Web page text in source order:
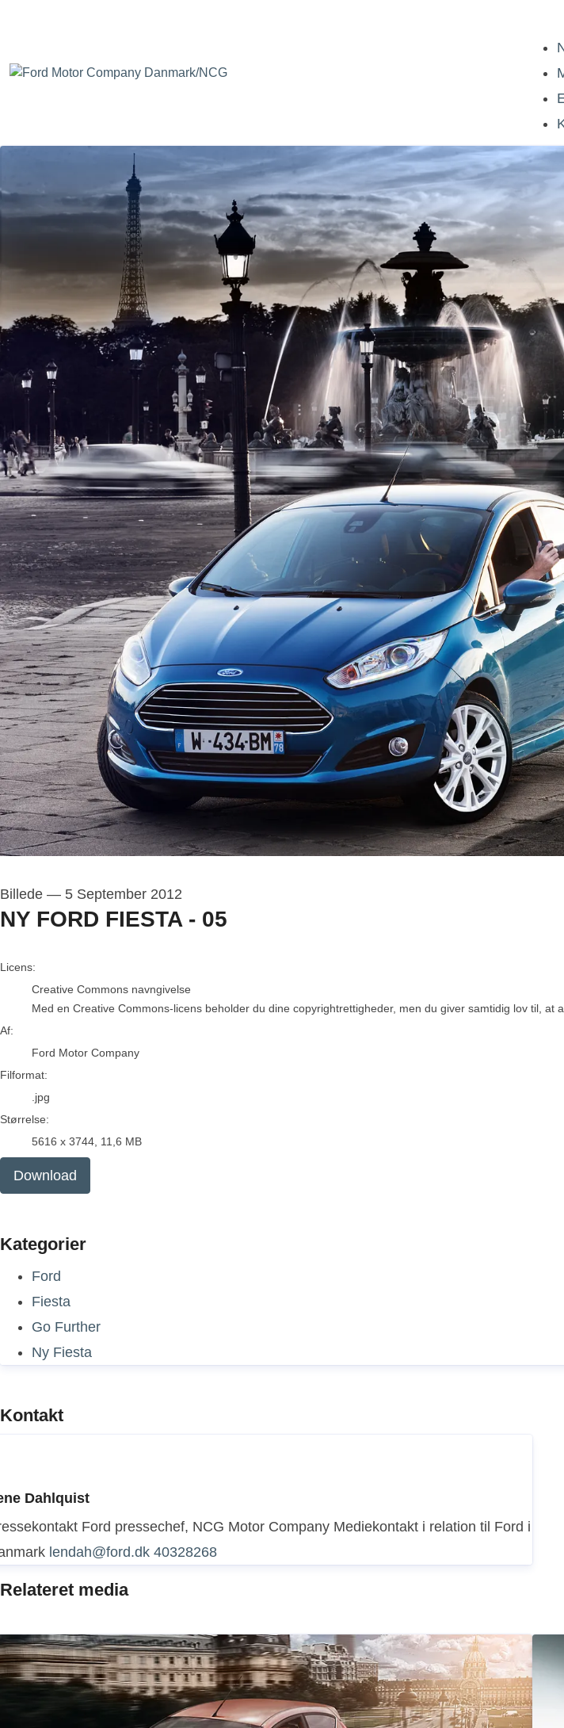
Billede — 5 September 2012
NY FORD FIESTA - 05
Ford Motor Company
Licens:
Creative Commons navngivelse
Med en Creative Commons-licens beholder du dine copyrightrettigheder, men du giver samtidig lov til,
Af:
Ford Motor Company
Filformat:
.jpg
Størrelse:
5616 x 3744, 11,6 MB
Download
Kategorier
Ford
Fiesta
Go Further
Ny Fiesta
Kontakt
Dahlquist
Ford pressechef, NCG Motor Company Mediekontakt i relation til Ford i
lendah@ford.dk 40328268
Relateret media